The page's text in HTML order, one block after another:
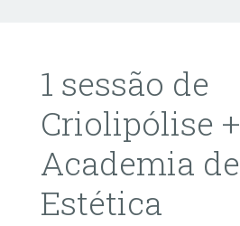
1 sessão de
Criolipólise +
Academia de
Estética